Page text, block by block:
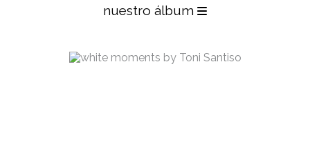
nuestro álbum